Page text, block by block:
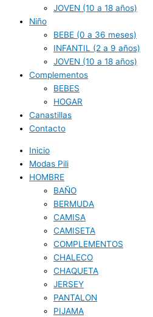
JOVEN (10 a 18 años)
Niño
BEBE (0 a 36 meses)
INFANTIL (2 a 9 años)
JOVEN (10 a 18 años)
Complementos
BEBES
HOGAR
Canastillas
Contacto
Inicio
Modas Pili
HOMBRE
BAÑO
BERMUDA
CAMISA
CAMISETA
COMPLEMENTOS
CHALECO
CHAQUETA
JERSEY
PANTALON
PIJAMA